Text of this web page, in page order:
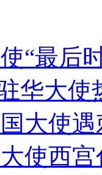
“最后
华大使
大使
使西